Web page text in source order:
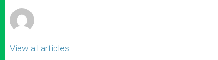
View all articles